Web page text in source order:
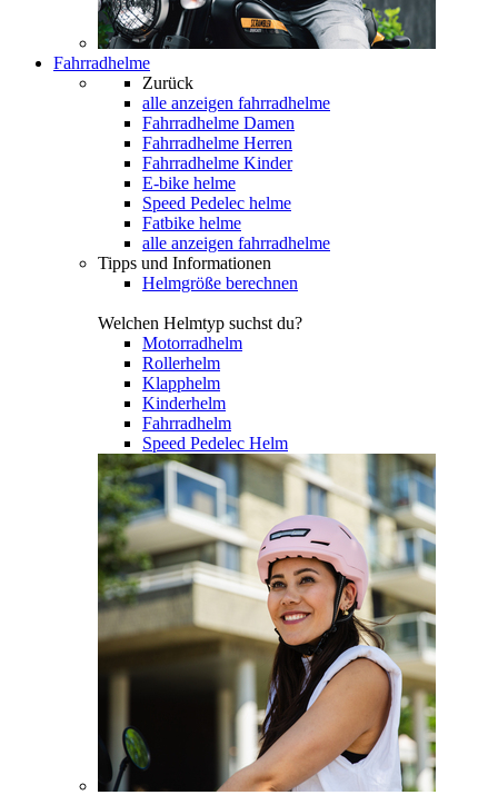
Fahrradhelme
Zurück
alle anzeigen fahrradhelme
Fahrradhelme Damen
Fahrradhelme Herren
Fahrradhelme Kinder
E-bike helme
Speed Pedelec helme
Fatbike helme
alle anzeigen fahrradhelme
Tipps und Informationen
Helmgröße berechnen
Welchen Helmtyp suchst du?
Motorradhelm
Rollerhelm
Klapphelm
Kinderhelm
Fahrradhelm
Speed Pedelec Helm